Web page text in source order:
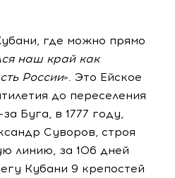
где можно прямо
наш край как
России». Это Ейское
до переселения
за Буга, в 1777 году,
Суворов, строя
линию, за 106 дней
Кубани 9 крепостей